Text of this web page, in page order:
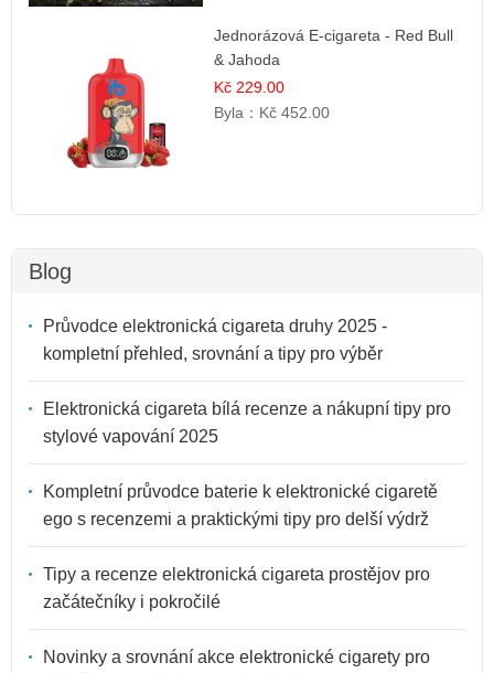
Jednorázová E-cigareta - Red Bull
& Jahoda
Kč 229.00
Byla： Kč 452.00
Blog
Průvodce elektronická cigareta druhy 2025 -
kompletní přehled, srovnání a tipy pro výběr
Elektronická cigareta bílá recenze a nákupní tipy pro
stylové vapování 2025
Kompletní průvodce baterie k elektronické cigaretě
ego s recenzemi a praktickými tipy pro delší výdrž
Tipy a recenze elektronická cigareta prostějov pro
začátečníky i pokročilé
Novinky a srovnání akce elektronické cigarety pro